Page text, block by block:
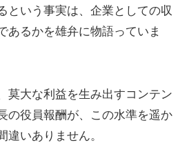
という事実は、企業としての収
あるかを雄弁に物語っていま
莫大な利益を生み出すコンテン
の役員報酬が、この水準を遥か
違いありません。